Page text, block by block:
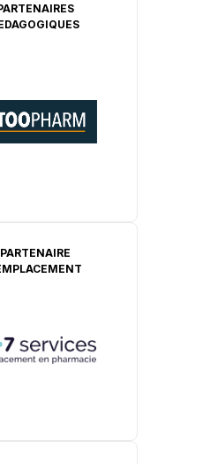
PARTENAIRE